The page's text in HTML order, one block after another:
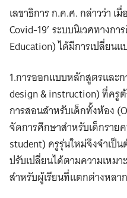
เลขาธิการ ก.ค.ศ. กล่าวว่า เ
Covid-19’ ระบบนิเวศทางก
Education) ได้มีการเปลี่ยน
1.การออกแบบหลักสูตรและก
design & instruction) ที่ครู
การสอนสำหรับเด็กทั้งห้อง
จัดการศึกษาสำหรับเด็กราย
student) ครูรุ่นใหม่จึงจำเป็
ปรับเปลี่ยนได้ตามความเหม
สำหรับผู้เรียนที่แตกต่างหลา